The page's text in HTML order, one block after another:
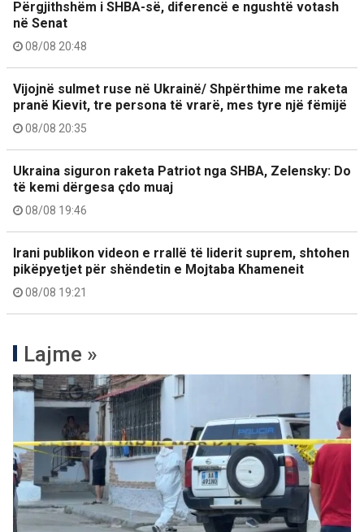
Përgjithshëm i SHBA-së, diferencë e ngushtë votash
në Senat
08/08 20:48
Vijojnë sulmet ruse në Ukrainë/ Shpërthime me raketa
pranë Kievit, tre persona të vrarë, mes tyre një fëmijë
08/08 20:35
Ukraina siguron raketa Patriot nga SHBA, Zelensky: Do
të kemi dërgesa çdo muaj
08/08 19:46
Irani publikon videon e rrallë të liderit suprem, shtohen
pikëpyetjet për shëndetin e Mojtaba Khameneit
08/08 19:21
Lajme »